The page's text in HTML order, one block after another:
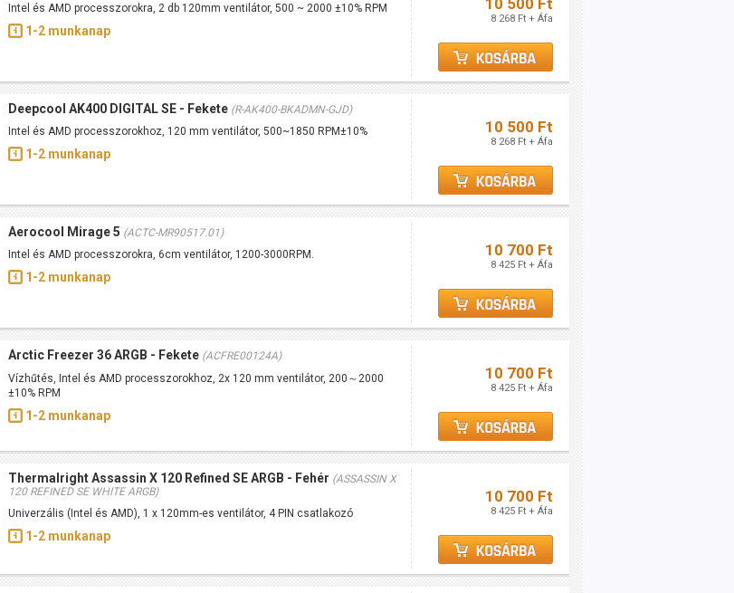
Intel és AMD processzorokra, 2 db 120mm ventilátor, 500 ~ 2000 ±10% RPM
1-2 munkanap
10 500 Ft
8 268 Ft + Áfa
Deepcool AK400 DIGITAL SE - Fekete (R-AK400-BKADMN-GJD)
Intel és AMD processzorokhoz, 120 mm ventilátor, 500~1850 RPM±10%
1-2 munkanap
10 500 Ft
8 268 Ft + Áfa
Aerocool Mirage 5 (ACTC-MR90517.01)
Intel és AMD processzorokra, 6cm ventilátor, 1200-3000RPM.
1-2 munkanap
10 700 Ft
8 425 Ft + Áfa
Arctic Freezer 36 ARGB - Fekete (ACFRE00124A)
Vízhűtés, Intel és AMD processzorokhoz, 2x 120 mm ventilátor, 200～2000
±10% RPM
1-2 munkanap
10 700 Ft
8 425 Ft + Áfa
Thermalright Assassin X 120 Refined SE ARGB - Fehér (ASSASSIN X
120 REFINED SE WHITE ARGB)
Univerzális (Intel és AMD), 1 x 120mm-es ventilátor, 4 PIN csatlakozó
1-2 munkanap
10 700 Ft
8 425 Ft + Áfa